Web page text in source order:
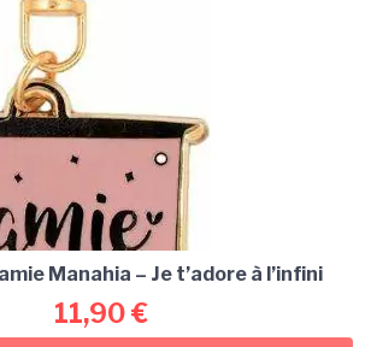
Manahia – Je t’adore à l’infini
11,90€